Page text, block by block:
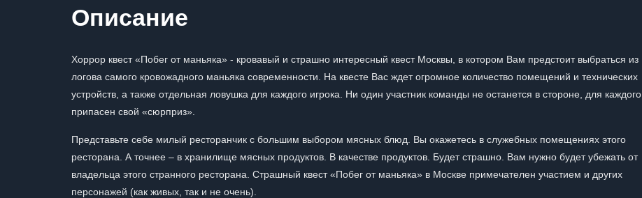
Описание
Хоррор квест «Побег от маньяка» - кровавый и страшно интересный квест Москвы, в котором Вам предстоит выбраться из
логова самого кровожадного маньяка современности. На квесте Вас ждет огромное количество помещений и технических
устройств, а также отдельная ловушка для каждого игрока. Ни один участник команды не останется в стороне, для каждого
припасен свой «сюрприз».
Представьте себе милый ресторанчик с большим выбором мясных блюд. Вы окажетесь в служебных помещениях этого
ресторана. А точнее – в хранилище мясных продуктов. В качестве продуктов. Будет страшно. Вам нужно будет убежать от
владельца этого странного ресторана. Страшный квест «Побег от маньяка» в Москве примечателен участием и других
персонажей (как живых, так и не очень).